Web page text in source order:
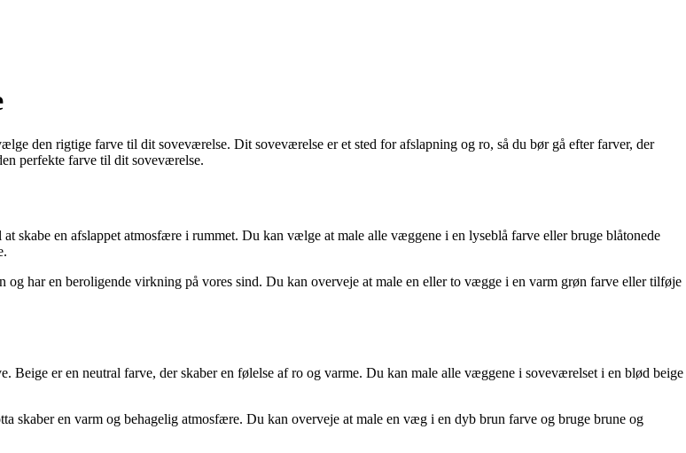
den rigtige farve til dit soveværelse. Dit soveværelse er et sted for afslapning og ro, så du bør gå efter farver, der
perfekte farve til dit soveværelse.
skabe en afslappet atmosfære i rummet. Du kan vælge at male alle væggene i en lyseblå farve eller bruge blåtonede
har en beroligende virkning på vores sind. Du kan overveje at male en eller to vægge i en varm grøn farve eller tilføje
er en neutral farve, der skaber en følelse af ro og varme. Du kan male alle væggene i soveværelset i en blød beige
skaber en varm og behagelig atmosfære. Du kan overveje at male en væg i en dyb brun farve og bruge brune og